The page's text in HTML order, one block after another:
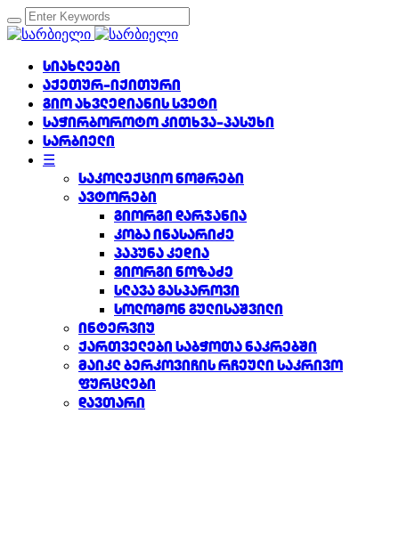
სიახლეები
აქეთურ-იქითური
გიო ახვლედიანის სვეტი
საჭირბოროტო კითხვა-პასუხი
სარბიელი
☰
საკოლექციო ნომრები
ავტორები
გიორგი დარჯანია
კობა ინასარიძე
პაპუნა კედია
გიორგი ნოზაძე
სლავა გასპაროვი
სოლომონ გულისაშვილი
ინტერვიუ
ქართველები საბჭოთა ნაკრებში
მაიკლ ბერკოვიჩის რჩეული საკრივო
ფურცლები
დავთარი